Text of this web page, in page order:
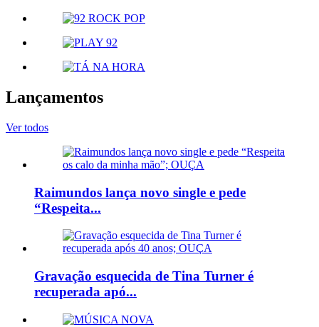
Lançamentos
Ver todos
Raimundos lança novo single e pede
“Respeita...
Gravação esquecida de Tina Turner é
recuperada apó...